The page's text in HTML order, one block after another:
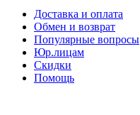
Доставка и оплата
Обмен и возврат
Популярные вопросы
Юр.лицам
Скидки
Помощь